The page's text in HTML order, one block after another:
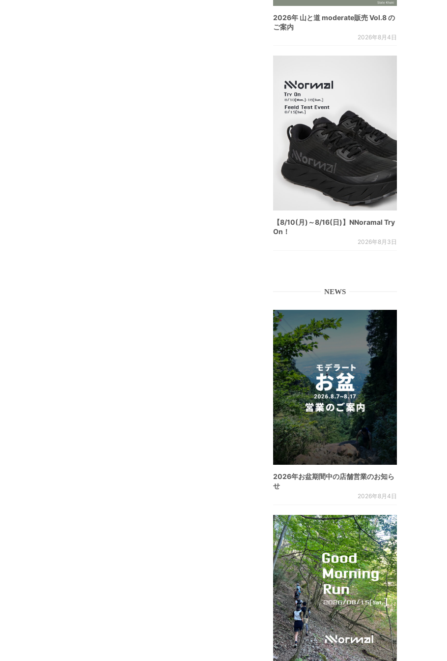
2026年 山と道 moderate販売 Vol.8 の
ご案内
2026年8月4日
【8/10(月)～8/16(日)】NNoramal Try
On！
2026年8月3日
NEWS
2026年お盆期間中の店舗営業のお知ら
せ
2026年8月4日